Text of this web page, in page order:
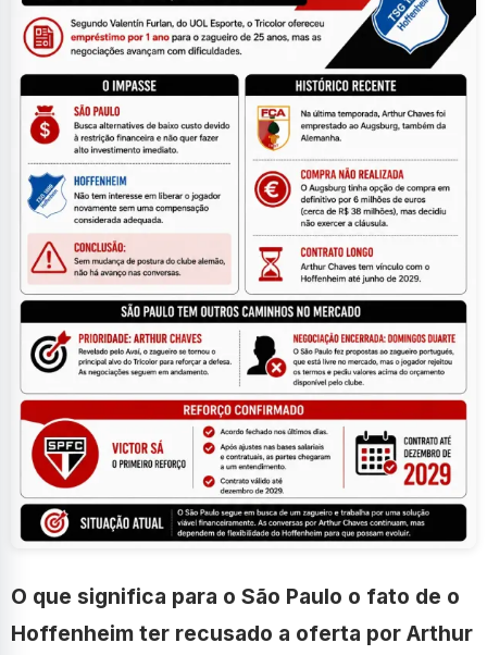
O que significa para o São Paulo o fato de o
Hoffenheim ter recusado a oferta por Arthur